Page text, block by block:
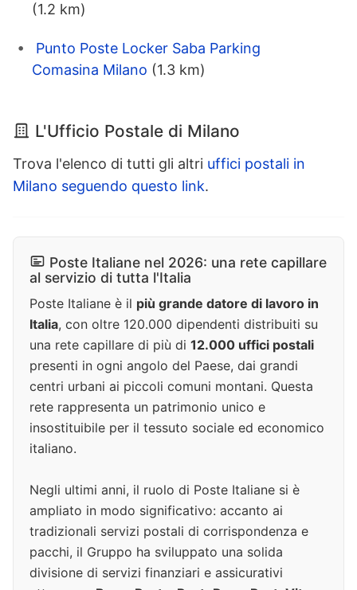
(1.2 km)
Punto Poste Locker Saba Parking
Comasina Milano (1.3 km)
L'Ufficio Postale di Milano
Trova l'elenco di tutti gli altri uffici postali in
Milano seguendo questo link.
Poste Italiane nel 2026: una rete capillare
al servizio di tutta l'Italia
Poste Italiane è il più grande datore di lavoro in
Italia, con oltre 120.000 dipendenti distribuiti su
una rete capillare di più di 12.000 uffici postali
presenti in ogni angolo del Paese, dai grandi
centri urbani ai piccoli comuni montani. Questa
rete rappresenta un patrimonio unico e
insostituibile per il tessuto sociale ed economico
italiano.
Negli ultimi anni, il ruolo di Poste Italiane si è
ampliato in modo significativo: accanto ai
tradizionali servizi postali di corrispondenza e
pacchi, il Gruppo ha sviluppato una solida
divisione di servizi finanziari e assicurativi